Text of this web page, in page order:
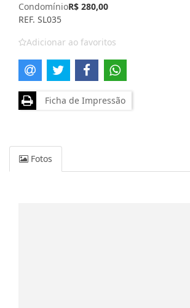
CondomínioR$ 280,00
REF. SL035
Adicionar ao favoritos
Ficha de Impressão
Fotos